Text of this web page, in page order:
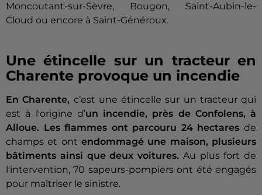
Moncoutant-sur-Sèvre, Bougon, Saint-Aubin-le-
Cloud ou encore à Saint-Généroux.
Une étincelle sur un tracteur en
Charente provoque un incendie
En Charente, c’est une étincelle sur un tracteur qui
est à l'origine d’un incendie, près de Confolens, à
Alloue. Les flammes ont parcouru 24 hectares de
champs et ont endommagé une maison, plusieurs
bâtiments ainsi que deux voitures. Au plus fort de
l'intervention, 70 sapeurs-pompiers ont été engagés
pour maîtriser le sinistre.